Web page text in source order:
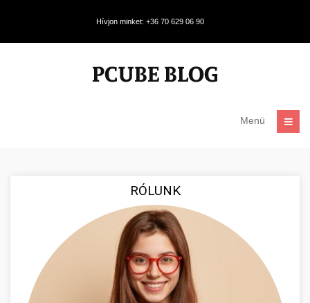
Hívjon minket: +36 70 629 06 90
Menü
RÓLUNK